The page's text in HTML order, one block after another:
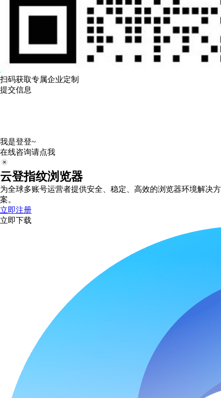
扫码获取专属企业定制
提交信息
我是登登~
在线咨询请点我
云登指纹浏览器
为全球多账号运营者提供安全、稳定、高效的浏览器环境解决方
案。
立即注册
立即下载